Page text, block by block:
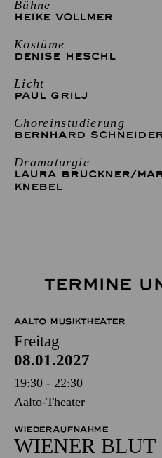
Bühne
HEIKE VOLLMER
Kostüme
DENISE HESCHL
Licht
PAUL GRILJ
Choreinstudierung
BERNHARD
Dramaturgie
LAURA BRUCKNER/
KNEBEL
TERMINE
AALTO MUSIKTHEATER
Freitag
08.01.2027
19:30 - 22:30
Aalto-Theater
WIEDERAUFNAHME
WIENER BLUT